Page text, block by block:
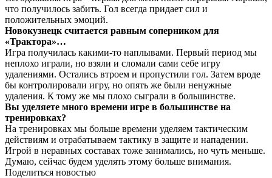
что получилось забить. Гол всегда придает сил и
положительных эмоций.
Новокузнецк считается равным соперником для
«Трактора»…
Игра получилась какими-то наплывами. Первый период мы
неплохо играли, но взяли и сломали сами себе игру
удалениями. Остались втроем и пропустили гол. Затем вроде
бы контролировали игру, но опять же были ненужные
удаления. К тому же мы плохо сыграли в большинстве.
Вы уделяете много времени игре в большинстве на
тренировках?
На тренировках мы больше времени уделяем тактическим
действиям и отрабатываем тактику в защите и нападении.
Игрой в неравных составах тоже занимались, но чуть меньше.
Думаю, сейчас будем уделять этому больше внимания.
Поделиться новостью